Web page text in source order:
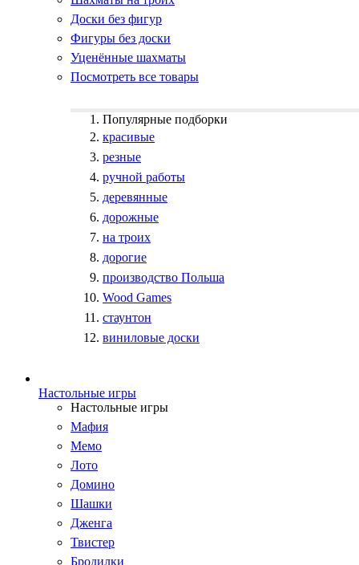
Доски без фигур
Фигуры без доски
Уценённые шахматы
Посмотреть все товары
Популярные подборки
красивые
резные
ручной работы
деревянные
дорожные
на троих
дорогие
производство Польша
Wood Games
стаунтон
виниловые доски
Настольные игры
Настольные игры
Мафия
Мемо
Лото
Домино
Шашки
Дженга
Твистер
Бродилки